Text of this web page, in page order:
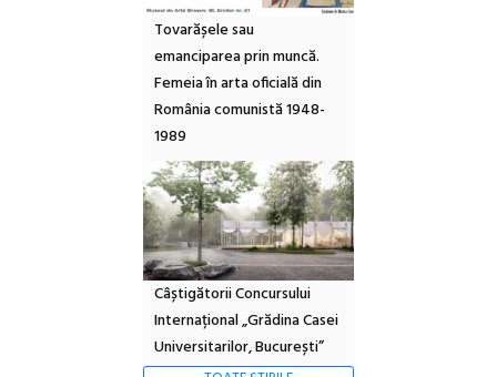
Tovarășele sau
emanciparea prin muncă.
Femeia în arta oficială din
România comunistă 1948-
1989
Câștigătorii Concursului
Internațional „Grădina Casei
Universitarilor, București”